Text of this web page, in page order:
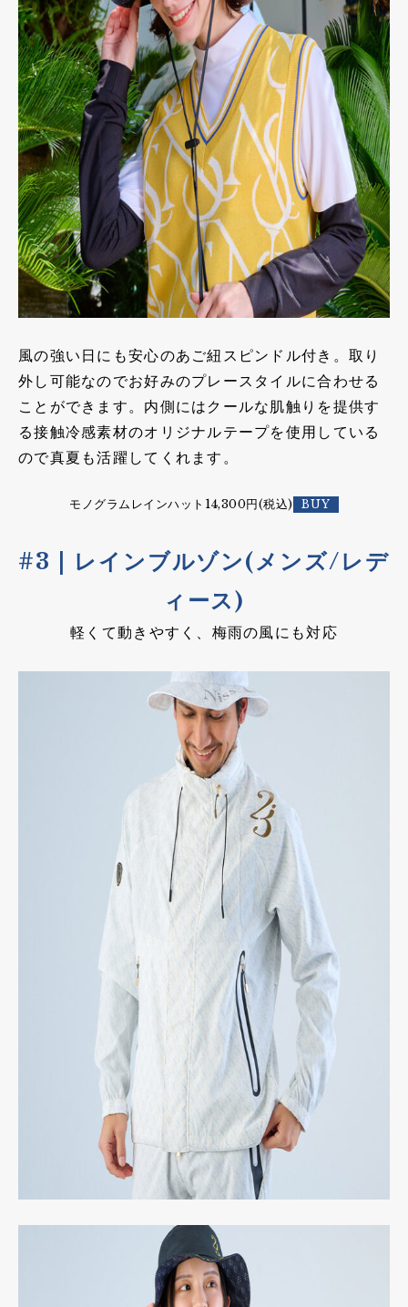
風の強い日にも安心のあご紐スピンドル付き。取り
外し可能なのでお好みのプレースタイルに合わせる
ことができます。内側にはクールな肌触りを提供す
る接触冷感素材のオリジナルテープを使用している
ので真夏も活躍してくれます。
モノグラムレインハット14,300円(税込)
#3 | レインブルゾン(メンズ/レデ
ィース)
軽くて動きやすく、梅雨の風にも対応